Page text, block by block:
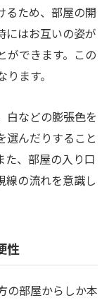
るため、部屋の開
にはお互いの姿が
ができます。この
ます。
白などの膨張色を
選んだりすること
た、部屋の入り口
線の流れを意識し
性
の部屋からしか本